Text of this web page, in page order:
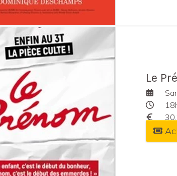
Le